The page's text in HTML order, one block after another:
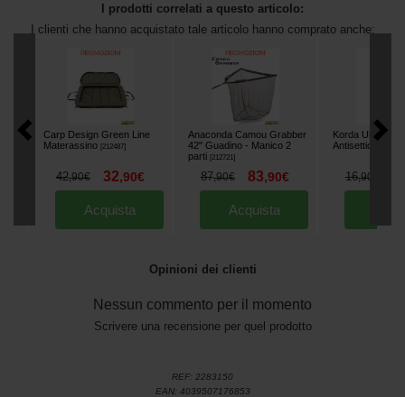
I prodotti correlati a questo articolo:
I clienti che hanno acquistato tale articolo hanno comprato anche:
Carp Design Green Line
Materassino
212487]
42,90€ 32,90€
Acquista
Anaconda Camou Grabber
42" Guadino - Manico 2
parti
212721]
87,90€ 83,90€
Acquista
Korda Ulcer
Antisettico
16,90
Opinioni dei clienti
Nessun commento per il momento
Scrivere una recensione per quel prodotto
REF: 2283150
EAN: 4039507176853